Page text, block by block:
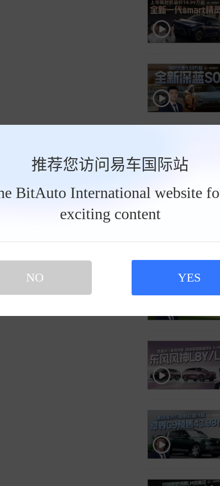
推荐您访问易车国际站
BitAuto International website
exciting content
NO YES